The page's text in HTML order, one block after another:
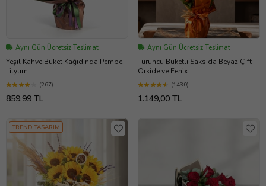
Aynı Gün Ücretsiz Teslimat
Yeşil Kahve Buket Kağıdında Pembe
Lilyum
(267)
859,99 TL
Aynı Gün Ücretsiz Teslimat
Turuncu Buketli Saksıda Beyaz Çift
Orkide ve Fenix
(1430)
1.149,00 TL
TREND TASARIM